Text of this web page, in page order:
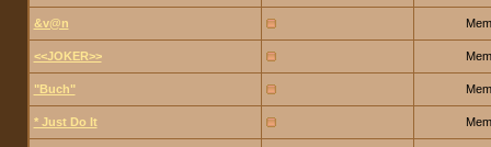
&v@n
<<JOKER>>
"Buch"
* Just Do It